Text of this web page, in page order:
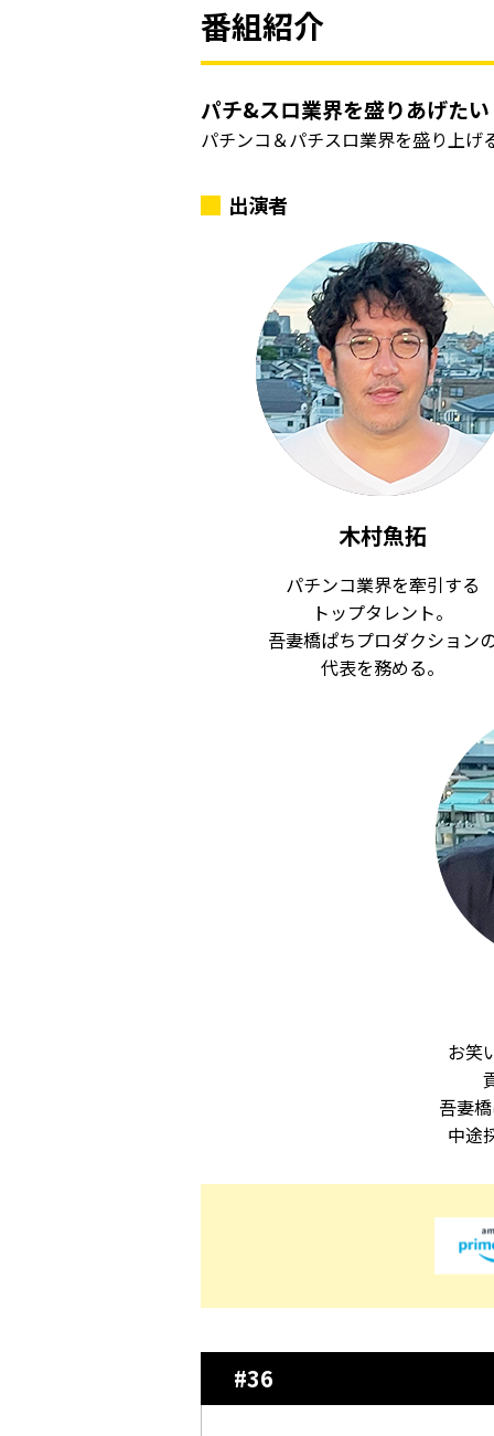
番組紹介
パチ&スロ業界を盛りあげた
パチンコ＆パチスロ業界を盛り上
出演者
木村魚拓
パチンコ業界を牽引する
トップタレント。
吾妻橋ぱちプロダクション
代表を務める。
お笑
吾妻
中途
#36